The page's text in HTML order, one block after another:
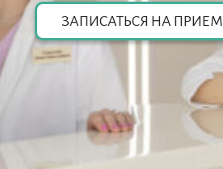
ЗАПИСАТЬСЯ НА ПРИЕМ